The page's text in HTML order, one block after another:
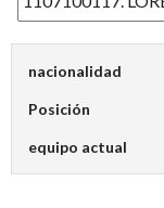
nacionalidad
Posición
equipo actual